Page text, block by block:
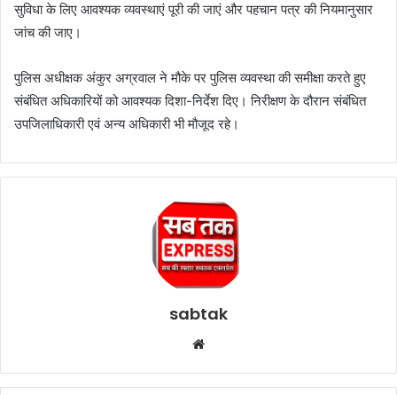
सुविधा के लिए आवश्यक व्यवस्थाएं पूरी की जाएं और पहचान पत्र की नियमानुसार
जांच की जाए।
पुलिस अधीक्षक अंकुर अग्रवाल ने मौके पर पुलिस व्यवस्था की समीक्षा करते हुए
संबंधित अधिकारियों को आवश्यक दिशा-निर्देश दिए। निरीक्षण के दौरान संबंधित
उपजिलाधिकारी एवं अन्य अधिकारी भी मौजूद रहे।
sabtak
Website